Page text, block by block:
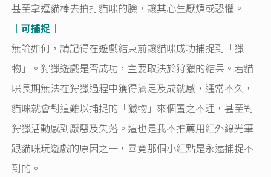
甚至拿逗貓棒去拍打貓咪的臉，讓其心生厭煩或恐懼。
｜可捕捉｜
無論如何，請記得在遊戲結束前讓貓咪成功捕捉到「獵
物」。狩獵遊戲是否成功，主要取決於狩獵的結果。若貓
咪長期無法在狩獵過程中獲得滿足及成就感，通常不久，
貓咪就會對這難以捕捉的「獵物」來個置之不理，甚至對
狩獵活動感到厭惡及失落。這也是我不推薦用紅外線光筆
跟貓咪玩遊戲的原因之一，畢竟那個小紅點是永遠捕捉不
到的。